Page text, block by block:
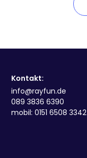
Kontakt:
info@rayfun.de
089 3836 6390
mobil: 0151 6508 3342